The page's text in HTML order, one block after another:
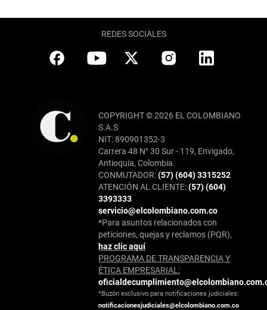
REDES SOCIALES
COPYRIGHT © 2026 EL COLOMBIANO
S.A.S
NIT: 890901352-3
Carrera 48 N° 30 Sur - 119, Envigado,
Antioquia, Colombia.
CONMUTADOR:(57) (604) 3315252
ATENCIÓN AL CLIENTE:(57) (604)
3393333
servicio@elcolombiano.com.co
*Para asuntos relacionados con
peticiones, quejas y reclamos (PQR),
haz clic aquí
PROGRAMA DE TRANSPARENCIA Y
ÉTICA EMPRESARIAL:
*Buzón exclusivo para notificaciones judiciales:
notificacionesjudiciales@elcolombiano.com.co